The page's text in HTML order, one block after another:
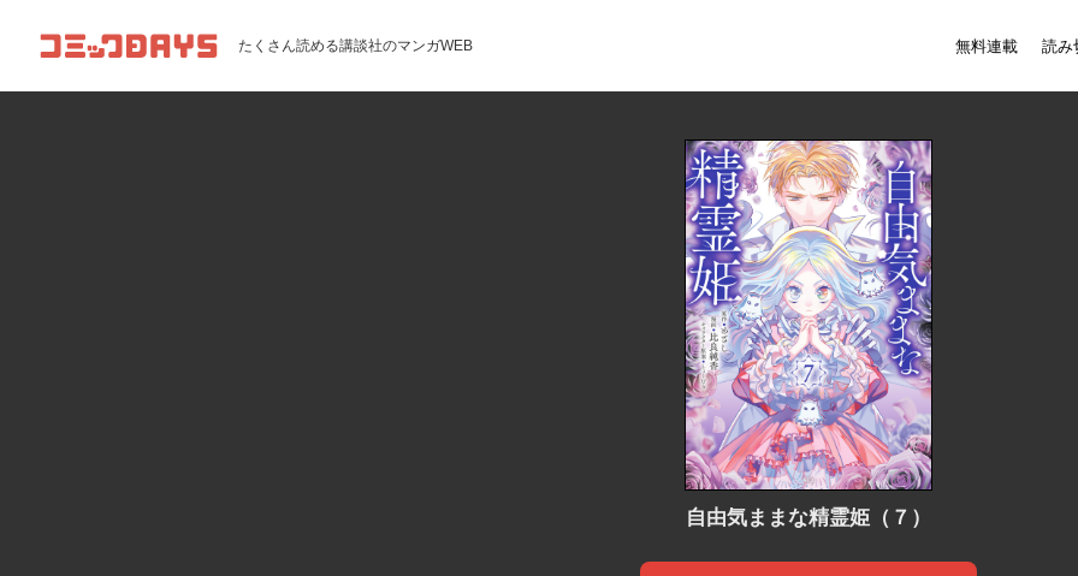
コミックDAYS たくさん読める講談社のマンガWEB 無料連載 読み
自由気ままな精霊姫（７）